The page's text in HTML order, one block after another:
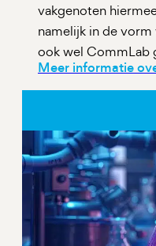
vakgenoten
namelijk in de
ook wel CommLab
Meer informatie